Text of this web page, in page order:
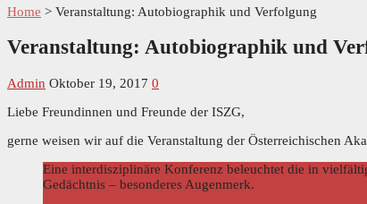
Home > Veranstaltung: Autobiographik und Verfolgung
Veranstaltung: Autobiographik und
Admin Oktober 19, 2017 0
Liebe Freundinnen und Freunde der ISZG,
gerne weisen wir auf die Veranstaltung der Österreichischen
Eine interdisziplinäre Konferenz beleuchtet die in
Gedächtnis – besonderes Augenmerk.